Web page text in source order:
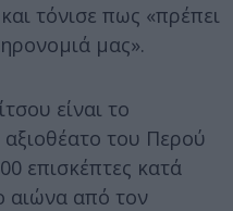
τόνισε πως «πρέπει
μας».
είναι το
του Περού
επισκέπτες κατά
αιώνα από τον